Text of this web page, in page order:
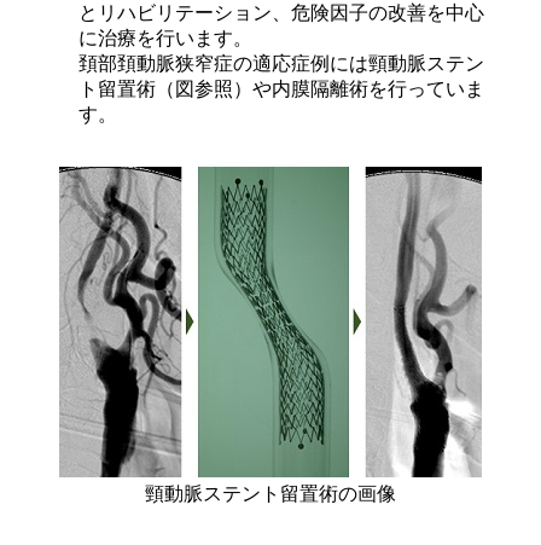
とリハビリテーション、危険因子の改善を中心
に治療を行います。
頚部頚動脈狭窄症の適応症例には頸動脈ステン
ト留置術（図参照）や内膜隔離術を行っていま
す。
頸動脈ステント留置術の画像